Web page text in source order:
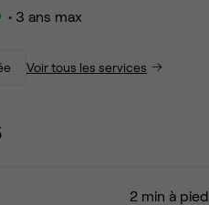
• 3 ans max
Voir tous les services
2 min à pied